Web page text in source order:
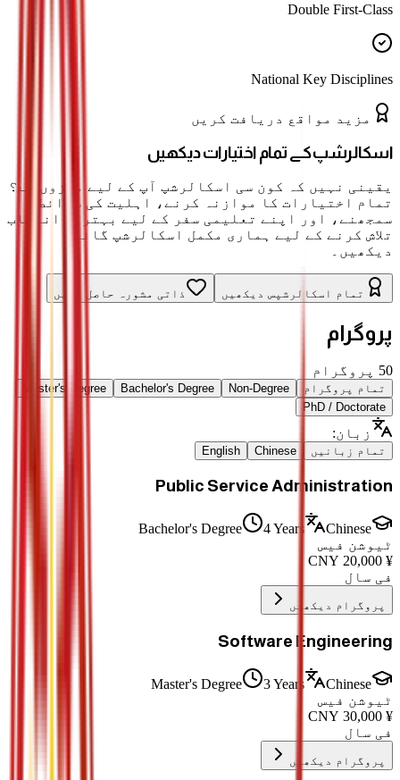
Double First-Class
National Key Disciplines
مزید مواقع دریافت کریں
اسکالرشپ کے تمام اختیارات دیکھیں
یقینی نہیں کہ کون سی اسکالرشپ آپ کے لیے موزوں ہے؟
تمام اختیارات کا موازنہ کرنے، اہلیت کی شرائط
سمجھنے، اور اپنے تعلیمی سفر کے لیے بہترین انتخاب
تلاش کرنے کے لیے ہماری مکمل اسکالرشپ گائیڈ
دیکھیں۔
تمام اسکالرشپس دیکھیں ذاتی مشورہ حاصل کریں
پروگرام
50 پروگرام
تمام پروگرام Non-Degree
Bachelor's Degree
Master's Degree
PhD / Doctorate
زبان:
تمام زبانیں Chinese
English
Public Service Administration
Bachelor's Degree 4 Years
Chinese
ٹیوشن فیس
¥
20,000
فی سال
پروگرام دیکھیں
Software Engineering
Master's Degree 3 Years
Chinese
ٹیوشن فیس
¥
30,000
فی سال
پروگرام دیکھیں